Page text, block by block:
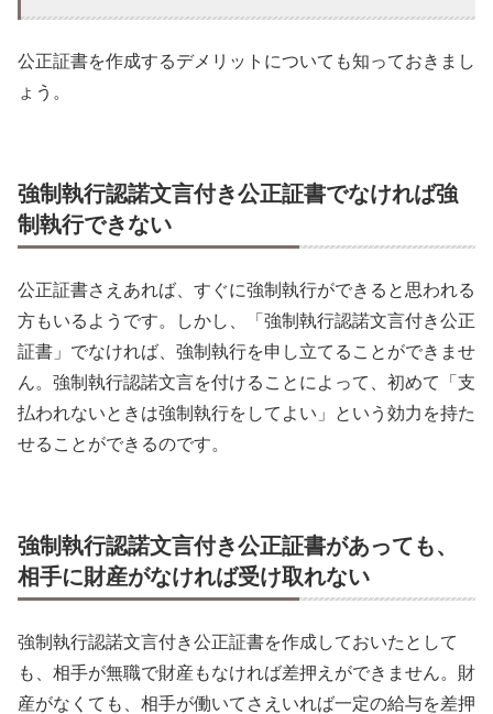
公正証書を作成するデメリットについても知っておきまし
ょう。
強制執行認諾文言付き公正証書でなければ強
制執行できない
公正証書さえあれば、すぐに強制執行ができると思われる
方もいるようです。しかし、「強制執行認諾文言付き公正
証書」でなければ、強制執行を申し立てることができませ
ん。強制執行認諾文言を付けることによって、初めて「支
払われないときは強制執行をしてよい」という効力を持た
せることができるのです。
強制執行認諾文言付き公正証書があっても、
相手に財産がなければ受け取れない
強制執行認諾文言付き公正証書を作成しておいたとして
も、相手が無職で財産もなければ差押えができません。財
産がなくても、相手が働いてさえいれば一定の給与を差押